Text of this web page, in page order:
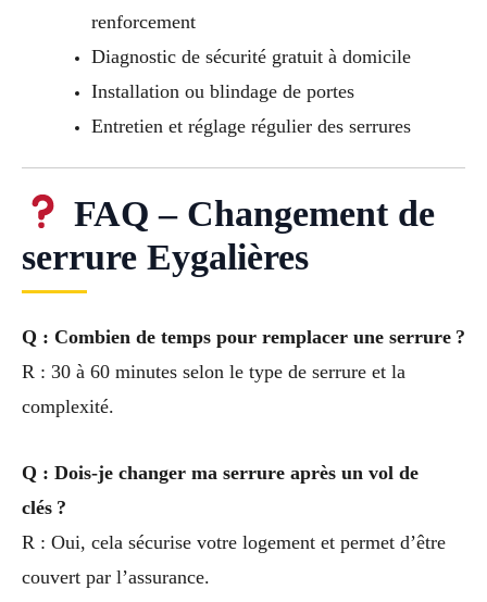
renforcement
Diagnostic de sécurité gratuit à domicile
Installation ou blindage de portes
Entretien et réglage régulier des serrures
FAQ – Changement de
serrure Eygalières
Q : Combien de temps pour remplacer une serrure ?
R : 30 à 60 minutes selon le type de serrure et la
complexité.
Q : Dois-je changer ma serrure après un vol de
clés ?
R : Oui, cela sécurise votre logement et permet d’être
couvert par l’assurance.